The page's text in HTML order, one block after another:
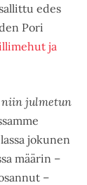
edes
Pori
ja
niin julmetun
jokunen
määrin –
–